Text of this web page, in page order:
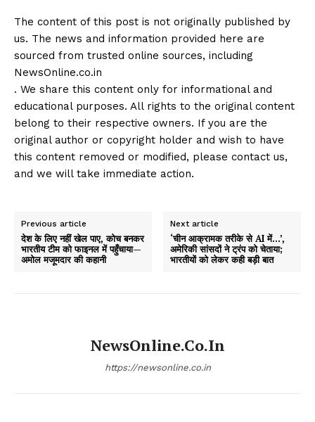
The content of this post is not originally published by
us. The news and information provided here are
sourced from trusted online sources, including
NewsOnline.co.in
. We share this content only for informational and
educational purposes. All rights to the original content
belong to their respective owners. If you are the
original author or copyright holder and wish to have
this content removed or modified, please contact us,
and we will take immediate action.
Previous article
देश के लिए नहीं खेल पाए, कोच बनकर
भारतीय टीम को फाइनल में पहुँचाया—
अमोल मजूमदार की कहानी
Next article
‘चीन आक्रामक तरीके से AI में…’,
अमेरिकी सांसदों ने ट्रंप को चेताया;
भारतीयों को लेकर कही बड़ी बात
NewsOnline.co.in
https://newsonline.co.in